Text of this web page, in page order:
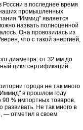
в последнее время
наших промышленных
"Иммид" является
назвать полноценной
Она провозилась из
что с такой энергией,
диаметра: от 32 мм до
цикл сертификаций.
города не так много
в прошлом году
% импортных товаров.
Не так много в
— отметил в своем